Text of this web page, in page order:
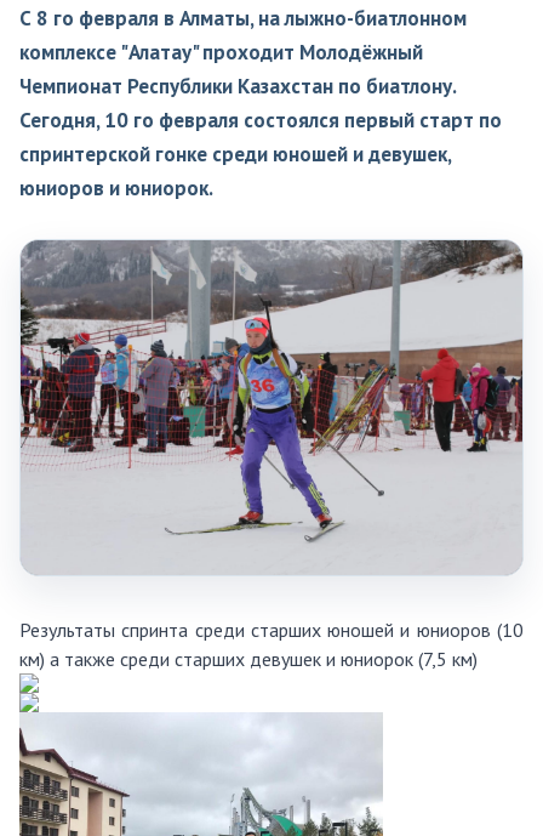
С 8 го февраля в Алматы, на лыжно-биатлонном
комплексе "Алатау" проходит Молодёжный
Чемпионат Республики Казахстан по биатлону.
Сегодня, 10 го февраля состоялся первый старт по
спринтерской гонке среди юношей и девушек,
юниоров и юниорок.
Результаты спринта среди старших юношей и юниоров (10
км) а также среди старших девушек и юниорок (7,5 км)